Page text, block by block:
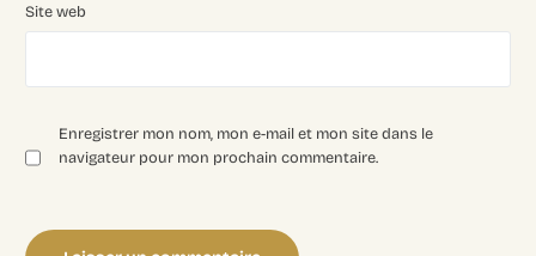
Site web
Enregistrer mon nom, mon e-mail et mon site dans le
navigateur pour mon prochain commentaire.